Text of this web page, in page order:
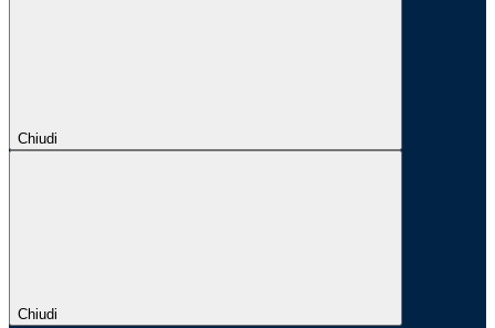
Chiudi
Chiudi